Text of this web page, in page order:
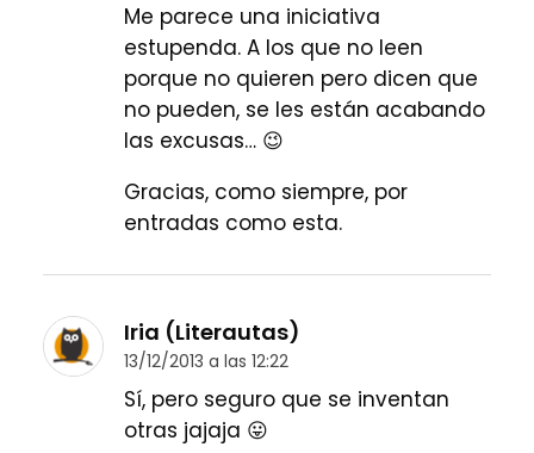
Me parece una iniciativa
estupenda. A los que no leen
porque no quieren pero dicen que
no pueden, se les están acabando
las excusas… 😉
Gracias, como siempre, por
entradas como esta.
Iria (Literautas)
13/12/2013 a las 12:22
Sí, pero seguro que se inventan
otras jajaja 😛